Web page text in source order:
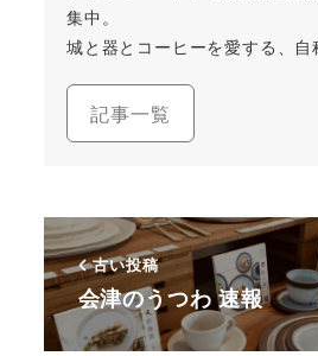
集中。
城と器とコーヒーを愛する、自
記事一覧
古い投稿
会津のうつわ 速報